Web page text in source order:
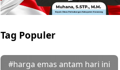
Tag Populer
#harga emas antam hari ini